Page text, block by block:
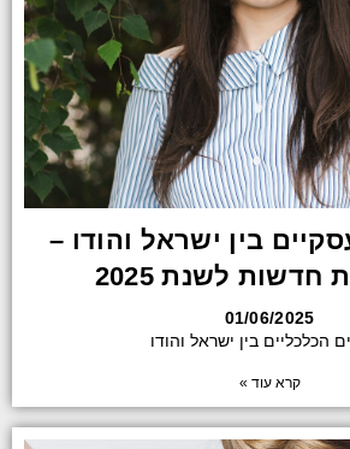
בין ישראל והודו –
חדשות לשנת 2025
01/06/2025
הכלכליים בין ישראל והודו
קרא עוד »